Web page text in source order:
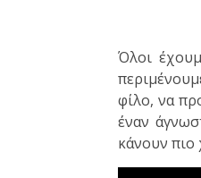
Όλοι
φίλο, να
έναν
κάνουν πιο